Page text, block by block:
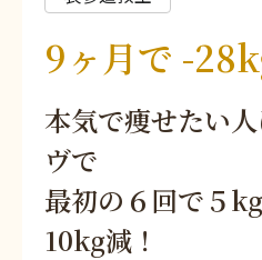
9ヶ月で -
本気で痩せたい
ヴで
最初の６回で５
10kg減！